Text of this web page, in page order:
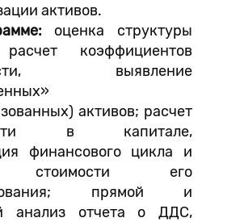
активов.
оценка структуры
коэффициентов
выявление
активов; расчет
в капитале,
финансового цикла и
стоимости его
прямой и
анализ отчета о ДДС,